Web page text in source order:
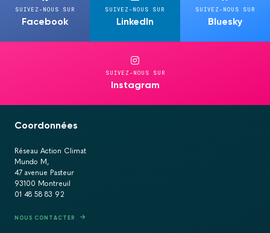
SUIVEZ-NOUS SUR
Facebook
SUIVEZ-NOUS SUR
LinkedIn
SUIVEZ-NOUS SUR
Bluesky
SUIVEZ-NOUS SUR
Instagram
Coordonnées
Réseau Action Climat
Mundo M,
47 avenue Pasteur
93100 Montreuil
01 48 58 83 92
NOUS CONTACTER